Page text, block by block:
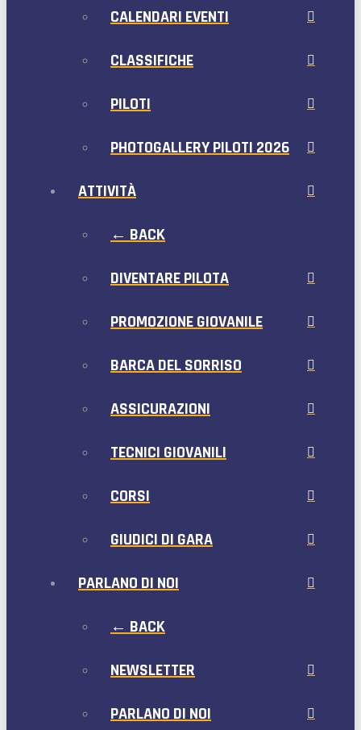
CALENDARI EVENTI
CLASSIFICHE
PILOTI
PHOTOGALLERY PILOTI 2026
ATTIVITÀ
← BACK
DIVENTARE PILOTA
PROMOZIONE GIOVANILE
BARCA DEL SORRISO
ASSICURAZIONI
TECNICI GIOVANILI
CORSI
GIUDICI DI GARA
PARLANO DI NOI
← BACK
NEWSLETTER
PARLANO DI NOI